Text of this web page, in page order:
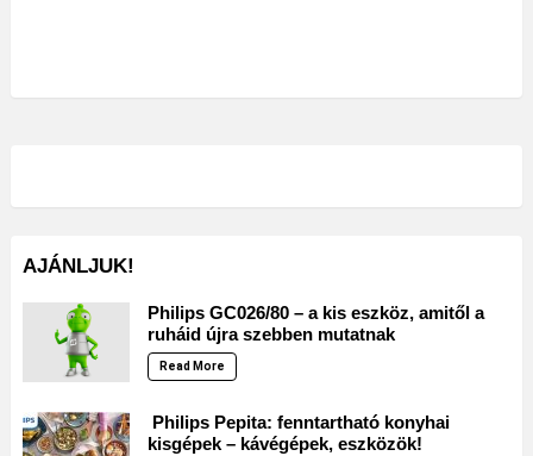
AJÁNLJUK!
Philips GC026/80 – a kis eszköz, amitől a
ruháid újra szebben mutatnak
Read More
Philips Pepita: fenntartható konyhai
kisgépek – kávégépek, eszközök!